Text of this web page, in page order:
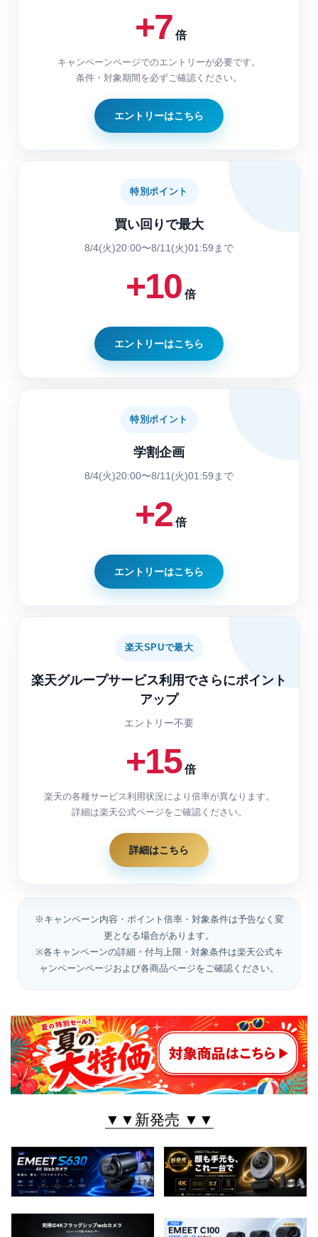
+7 倍
キャンペーンページでのエントリーが必要です。
条件・対象期間を必ずご確認ください。
エントリーはこちら
特別ポイント
買い回りで最大
8/4(火)20:00〜8/11(火)01:59まで
+10 倍
エントリーはこちら
特別ポイント
学割企画
8/4(火)20:00〜8/11(火)01:59まで
+2 倍
エントリーはこちら
楽天SPUで最大
楽天グループサービス利用でさらにポイント
アップ
エントリー不要
+15 倍
楽天の各種サービス利用状況により倍率が異なります。
詳細は楽天公式ページをご確認ください。
詳細はこちら
※キャンペーン内容・ポイント倍率・対象条件は予告なく変
更となる場合があります。
※各キャンペーンの詳細・付与上限・対象条件は楽天公式キ
ャンペーンページおよび各商品ページをご確認ください。
▼▼新発売 ▼▼